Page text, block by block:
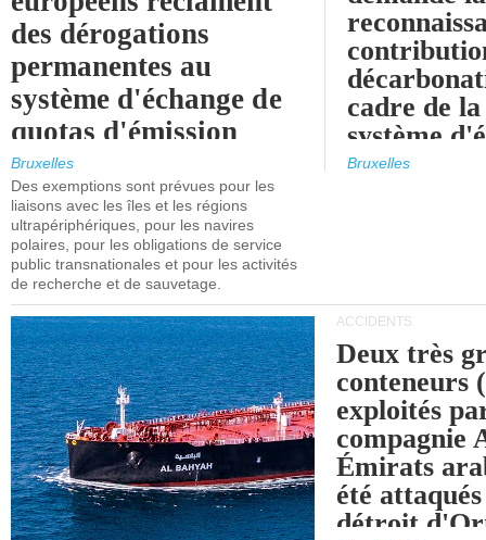
des dérogations
permanentes au
système d'échange de
quotas d'émission
maritimes de l'UE
après 2030.
Bruxelles
Des exemptions sont prévues pour les
liaisons avec les îles et les régions
ultrapériphériques, pour les navires
polaires, pour les obligations de service
public transnationales et pour les activités
de recherche et de sauvetage.
cadre de
système
quotas
Bruxelles
ACCIDENTS
Deux très
conteneurs
exploités
compagnie
Émirats
été
détroit